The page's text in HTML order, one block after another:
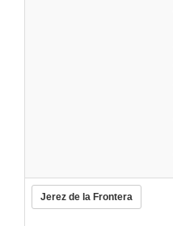
Jerez de la Frontera